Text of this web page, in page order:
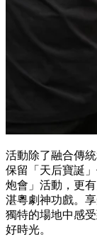
活動除了融合傳
保留「天后寶誕
炮會」活動，更
湛粵劇神功戲。
獨特的場地中感
好時光。